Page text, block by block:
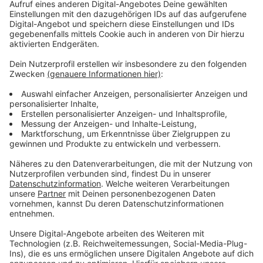
nicht, wo man abends landet. Normalerweise. Aber was
ist, wenn man Kinder im Gepäck hat? Ist das
schwieriger? Oder doch einfacher als man denkt?
Anzeige
©
Für zwei Monate hat sich Melli mit Mann und Kind auf
einen Backpacking-Trip nach Thailand begeben.
Anzeige
Backpacking mit Kind: Das haben Melanie und ihr Mann
in Thailand mit ihrer kleinen Tochter Frida für zwei
Monate gemacht. Ziemlich spontan und ohne
Vorerfahrung. Warum sie auf einsame Traumstände